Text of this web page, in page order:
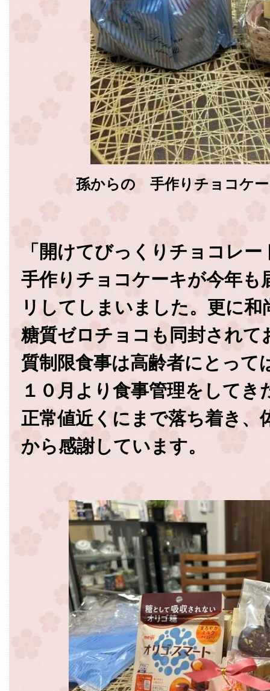
孫からの 手作りチョコケ
「開けてびっくりチョコレ
手作りチョコケーキが今年も
リしてしまいました。更に
糖質ゼロチョコも同封されて
質制限食事は高齢者にとって
１０月より食事管理をしてき
正常値近くにまで落ち着き、
から感謝しています。